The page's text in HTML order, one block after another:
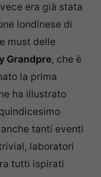
era già stata
londinese di
must delle
Grandpre, che è
la prima
ha illustrato
tanti eventi
laboratori
tutti ispirati